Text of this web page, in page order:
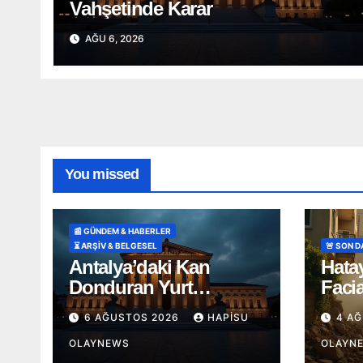
Vahşetinde Karar
AĞU 6, 2026
You missed
📰 GÜNDEM & HABERLER
⏳ ARŞİV & BELGESEL
Antalya’daki Kan
Donduran Yurt
Vahşetinde Karar
6 AĞUSTOS 2026 HAPISU
OLAYNEWS
🚨 SON
Kaldı
4